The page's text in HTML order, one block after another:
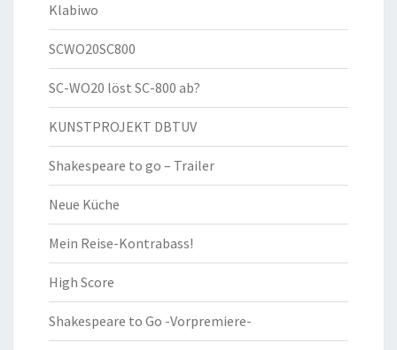
Klabiwo
SCWO20SC800
SC-WO20 löst SC-800 ab?
KUNSTPROJEKT DBTUV
Shakespeare to go – Trailer
Neue Küche
Mein Reise-Kontrabass!
High Score
Shakespeare to Go -Vorpremiere-